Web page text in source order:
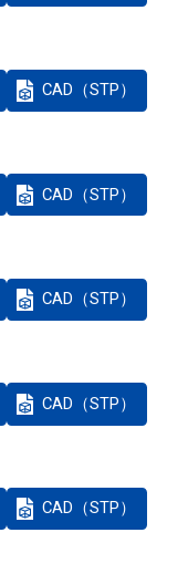
CAD（STP）
CAD（STP）
CAD（STP）
CAD（STP）
CAD（STP）